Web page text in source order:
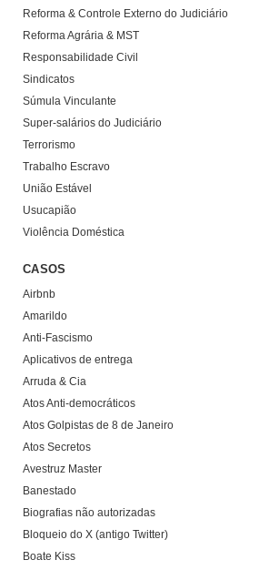
Reforma & Controle Externo do Judiciário
Reforma Agrária & MST
Responsabilidade Civil
Sindicatos
Súmula Vinculante
Super-salários do Judiciário
Terrorismo
Trabalho Escravo
União Estável
Usucapião
Violência Doméstica
CASOS
Airbnb
Amarildo
Anti-Fascismo
Aplicativos de entrega
Arruda & Cia
Atos Anti-democráticos
Atos Golpistas de 8 de Janeiro
Atos Secretos
Avestruz Master
Banestado
Biografias não autorizadas
Bloqueio do X (antigo Twitter)
Boate Kiss